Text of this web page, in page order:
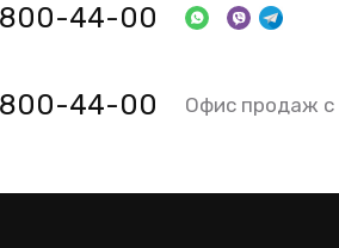
800-44-00
800-44-00 Офис продаж с